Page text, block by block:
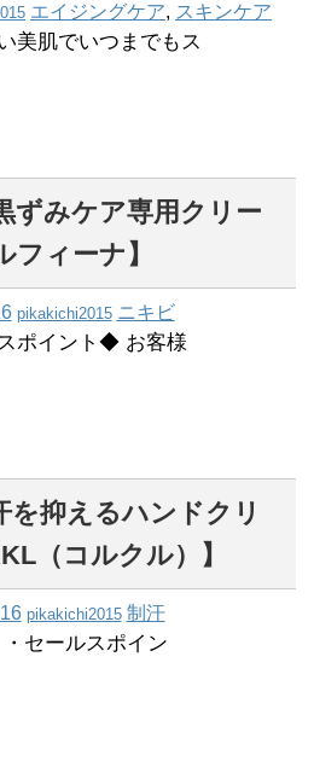
エイジングケア, スキンケア
美肌でいつまでもス
ずみケア専用クリー
フィーナ】
pikakichi2015 ニキビ
ポイント◆ お客様
を抑えるハンドクリ
（コルクル）】
pikakichi2015 制汗
セールスポイン